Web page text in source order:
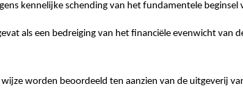
kennelijke schending van het fundamentele beginsel
als een bedreiging van het financiële evenwicht van
worden beoordeeld ten aanzien van de uitgeverij